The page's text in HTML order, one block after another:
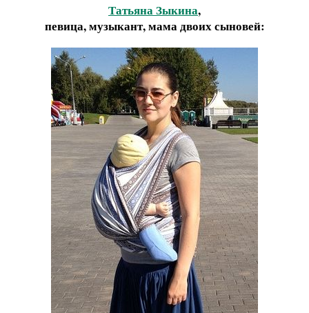
Татьяна Зыкина,
певица, музыкант, мама двоих сыновей: